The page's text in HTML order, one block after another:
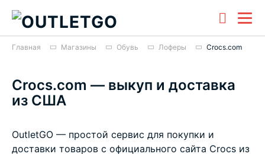
Главная Магазины Обувь Лоферы Crocs.com
Crocs.com — выкуп и доставка
из США
OutletGO — простой сервис для покупки и
доставки товаров с официального сайта Crocs из